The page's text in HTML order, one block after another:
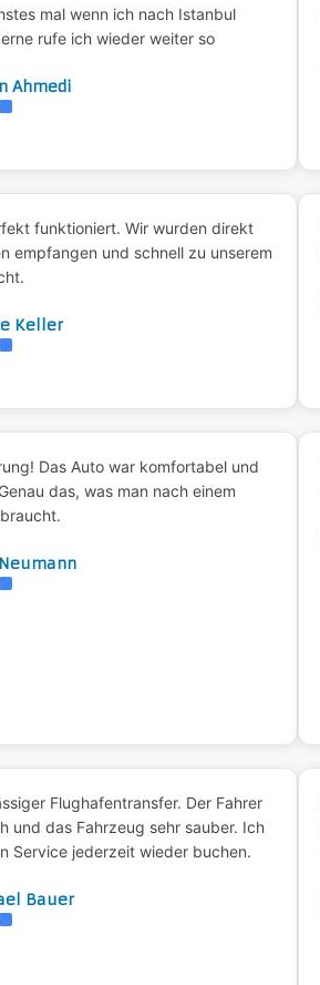
mal wenn ich nach Istanbul
rufe ich wieder weiter so
Ahmedi
funktioniert. Wir wurden direkt
empfangen und schnell zu unserem
Keller
Das Auto war komfortabel und
das, was man nach einem
Flughafentransfer. Der Fahrer
und das Fahrzeug sehr sauber. Ich
Service jederzeit wieder buchen.
Bauer